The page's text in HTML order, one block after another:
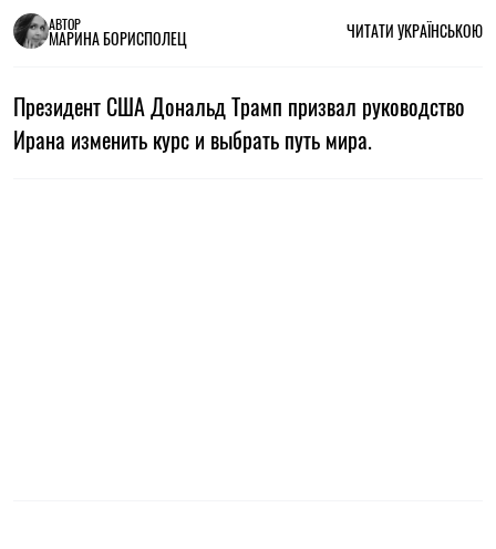
АВТОР
МАРИНА БОРИСПОЛЕЦ ЧИТАТИ УКРАЇНСЬКОЮ
Президент США Дональд Трамп призвал руководство
Ирана изменить курс и выбрать путь мира.